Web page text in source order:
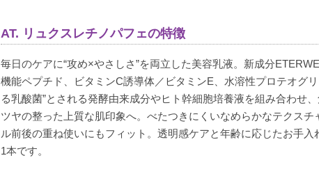
yu. 購入者
非公開
投稿日
2025/11/08
AT. リュクスレチノパフェの特徴
毎日のケアに“攻め×やさしさ”を両立した美容乳液。新成分
機能ペプチド、ビタミンC誘導体／ビタミンE、水溶性プロテオグ
る乳酸菌”とされる発酵由来成分やヒト幹細胞培養液を組み合わせ
ツヤの整った上質な肌印象へ。べたつきにくいなめらかなテクス
ル前後の重ね使いにもフィット。透明感ケアと年齢に応じたお手
1本です。